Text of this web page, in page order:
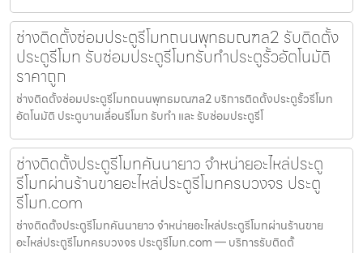
ช่างติดตั้งซ่อมประตูรีโมทถนนพุทธมณฑล2 รับติดตั้ง
ประตูรีโมท รับซ่อมประตูรีโมทรับทำประตูรั้วอัตโนมัติ
ราคาถูก
ช่างติดตั้งซ่อมประตูรีโมทถนนพุทธมณฑล2 บริการติดตั้งประตูรั้วรีโมท
อัตโนมัติ ประตูบานเลื่อนรีโมท รับทำ และ รับซ่อมประตูรีโ
ช่างติดตั้งประตูรีโมทคันนายาว จำหน่ายอะไหล่ประตู
รีโมทผ่านร้านขายอะไหล่ประตูรีโมทครบวงจร ประตู
รีโมท.com
ช่างติดตั้งประตูรีโมทคันนายาว จำหน่ายอะไหล่ประตูรีโมทผ่านร้านขาย
อะไหล่ประตูรีโมทครบวงจร ประตูรีโมท.com — บริการรับติดตั้